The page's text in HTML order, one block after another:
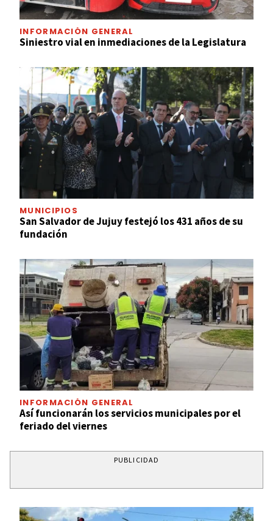
INFORMACIÓN GENERAL
Siniestro vial en inmediaciones de la Legislatura
MUNICIPIOS
San Salvador de Jujuy festejó los 431 años de su
fundación
INFORMACIÓN GENERAL
Así funcionarán los servicios municipales por el
feriado del viernes
PUBLICIDAD